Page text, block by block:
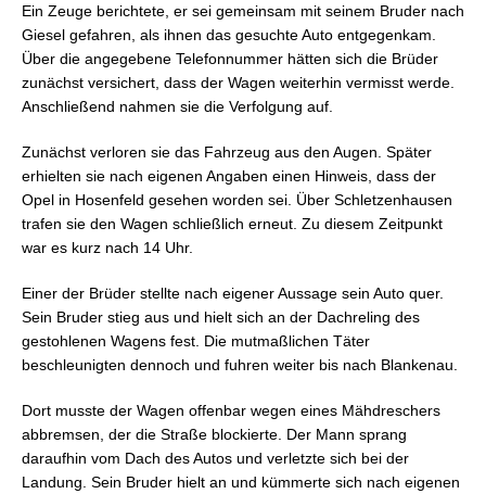
Ein Zeuge berichtete, er sei gemeinsam mit seinem Bruder nach
Giesel gefahren, als ihnen das gesuchte Auto entgegenkam.
Über die angegebene Telefonnummer hätten sich die Brüder
zunächst versichert, dass der Wagen weiterhin vermisst werde.
Anschließend nahmen sie die Verfolgung auf.
Zunächst verloren sie das Fahrzeug aus den Augen. Später
erhielten sie nach eigenen Angaben einen Hinweis, dass der
Opel in Hosenfeld gesehen worden sei. Über Schletzenhausen
trafen sie den Wagen schließlich erneut. Zu diesem Zeitpunkt
war es kurz nach 14 Uhr.
Einer der Brüder stellte nach eigener Aussage sein Auto quer.
Sein Bruder stieg aus und hielt sich an der Dachreling des
gestohlenen Wagens fest. Die mutmaßlichen Täter
beschleunigten dennoch und fuhren weiter bis nach Blankenau.
Dort musste der Wagen offenbar wegen eines Mähdreschers
abbremsen, der die Straße blockierte. Der Mann sprang
daraufhin vom Dach des Autos und verletzte sich bei der
Landung. Sein Bruder hielt an und kümmerte sich nach eigenen